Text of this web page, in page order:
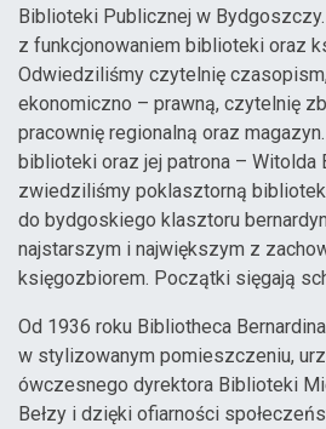
Biblioteki Publicznej w
z funkcjonowaniem biblioteki oraz
Odwiedziliśmy czytelnię
ekonomiczno – prawną, czytelnię
pracownię regionalną oraz
biblioteki oraz jej patrona – Witolda
zwiedziliśmy poklasztorną
do bydgoskiego klasztoru
najstarszym i największym z
księgozbiorem. Początki sięgają
Od 1936 roku Bibliotheca
w stylizowanym pomieszczeniu,
ówczesnego dyrektora Biblioteki
Bełzy i dzięki ofiarności